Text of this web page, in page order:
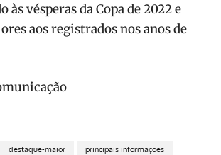
às vésperas da Copa de 2022 e
aos registrados nos anos de
destaque-maior principais informações